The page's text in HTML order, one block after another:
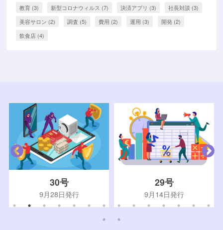
教育 (3) 新型コロナウィルス (7) 決済アプリ (3) 社長対談 (3)
美容サロン (2) 調査 (5) 費用 (2) 運用 (3) 開発 (2)
飲食店 (4)
30号
9月28日発行
29号
9月14日発行